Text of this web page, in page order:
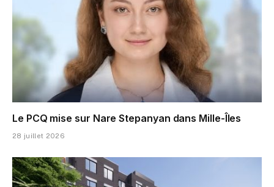
Le PCQ mise sur Nare Stepanyan dans Mille-Îles
28 juillet 2026